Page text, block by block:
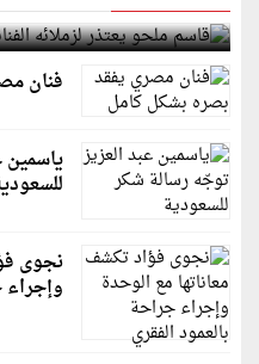
قاسم ملحو يعتذر لزملائه
فنان
ياسمين
نجوى
وإجراء